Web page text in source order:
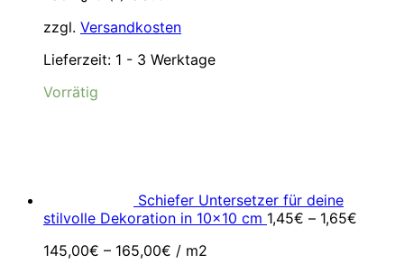
zzgl. Versandkosten
Lieferzeit: 1 - 3 Werktage
Vorrätig
Schiefer Untersetzer für deine
stilvolle Dekoration in 10x10 cm 1,45€ – 1,65€
145,00€ – 165,00€ / m2